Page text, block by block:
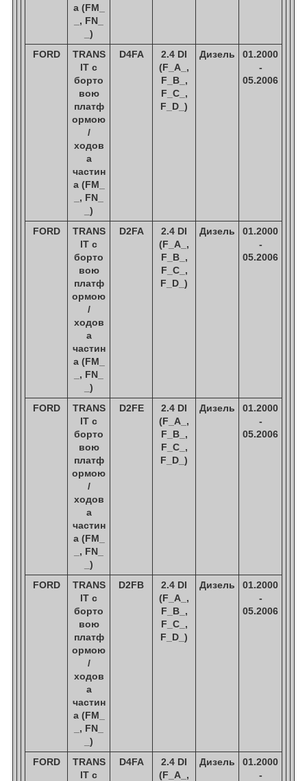
а (FM_
_, FN_
_)
FORD
TRANS
IT c
борто
вою
платф
ормою
/
ходов
а
частин
а (FM_
_, FN_
_)
D4FA
2.4 DI
(F_A_,
F_B_,
F_C_,
F_D_)
Дизель
01.2000
-
05.2006
FORD
TRANS
IT c
борто
вою
платф
ормою
/
ходов
а
частин
а (FM_
_, FN_
_)
D2FA
2.4 DI
(F_A_,
F_B_,
F_C_,
F_D_)
Дизель
01.2000
-
05.2006
FORD
TRANS
IT c
борто
вою
платф
ормою
/
ходов
а
частин
а (FM_
_, FN_
_)
D2FE
2.4 DI
(F_A_,
F_B_,
F_C_,
F_D_)
Дизель
01.2000
-
05.2006
FORD
TRANS
IT c
борто
вою
платф
ормою
/
ходов
а
частин
а (FM_
_, FN_
_)
D2FB
2.4 DI
(F_A_,
F_B_,
F_C_,
F_D_)
Дизель
01.2000
-
05.2006
FORD
TRANS
IT c
D4FA
2.4 DI
(F_A_,
Дизель
01.2000
-